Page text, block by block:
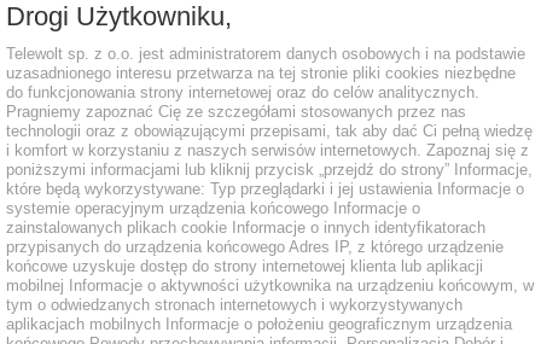
Dodaj placówkę do bazy
Drogi Użytkowniku,
Telewolt sp. z o.o. jest administratorem danych osobowych i na podstawie
uzasadnionego interesu przetwarza na tej stronie pliki cookies niezbędne
do funkcjonowania strony internetowej oraz do celów analitycznych.
Pragniemy zapoznać Cię ze szczegółami stosowanych przez nas
technologii oraz z obowiązującymi przepisami, tak aby dać Ci pełną wiedzę
i komfort w korzystaniu z naszych serwisów internetowych. Zapoznaj się z
poniższymi informacjami lub kliknij przycisk „przejdź do strony” Informacje,
które będą wykorzystywane: Typ przeglądarki i jej ustawienia Informacje o
systemie operacyjnym urządzenia końcowego Informacje o
zainstalowanych plikach cookie Informacje o innych identyfikatorach
przypisanych do urządzenia końcowego Adres IP, z którego urządzenie
końcowe uzyskuje dostęp do strony internetowej klienta lub aplikacji
mobilnej Informacje o aktywności użytkownika na urządzeniu końcowym, w
tym o odwiedzanych stronach internetowych i wykorzystywanych
aplikacjach mobilnych Informacje o położeniu geograficznym urządzenia